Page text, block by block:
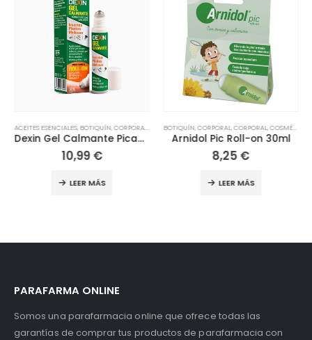
,CORPORAL,COSMÉTICA NATURAL,COSMÉTICA Y BELLEZA,HERBOLARIO,HIGIENE,HIGIENE Y
ACEITES ESENCIALES, BOTIQUÍN,CORPORAL , CORPORAL,COSMÉTICA NATURAL,COSMÉTICA Y
Dexin Gel Calmante Picaduras Roll-On 10ml
10,99€
LEER MÁS
BOTIQUÍN,CORPORAL,CORPORAL,COSMÉTICA Y BELLEZA
Arnidol Pic Roll-on 30ml
8,25€
LEER MÁS
PARAFARMA ONLINE
Somos una parafarmacia online que ofrece todas las
garantías de comprar tus productos de parafarmacia con